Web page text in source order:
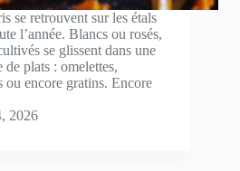
se retrouvent sur les étals
l’année. Blancs ou rosés,
se glissent dans une
plats : omelettes,
ou encore gratins. Encore
2026